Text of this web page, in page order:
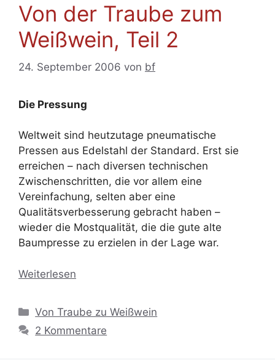
Von der Traube zum
Weißwein, Teil 2
24. September 2006 von bf
Die Pressung
Weltweit sind heutzutage pneumatische
Pressen aus Edelstahl der Standard. Erst sie
erreichen – nach diversen technischen
Zwischenschritten, die vor allem eine
Vereinfachung, selten aber eine
Qualitätsverbesserung gebracht haben –
wieder die Mostqualität, die die gute alte
Baumpresse zu erzielen in der Lage war.
Weiterlesen
Kategorien
Von Traube zu Weißwein
2 Kommentare